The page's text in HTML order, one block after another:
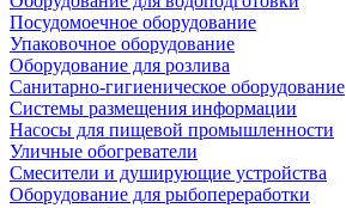
Посудомоечное оборудование
Упаковочное оборудование
Оборудование для розлива
Санитарно-гигиеническое оборудование
Системы размещения информации
Насосы для пищевой промышленности
Уличные обогреватели
Смесители и душирующие устройства
Оборудование для рыбопереработки